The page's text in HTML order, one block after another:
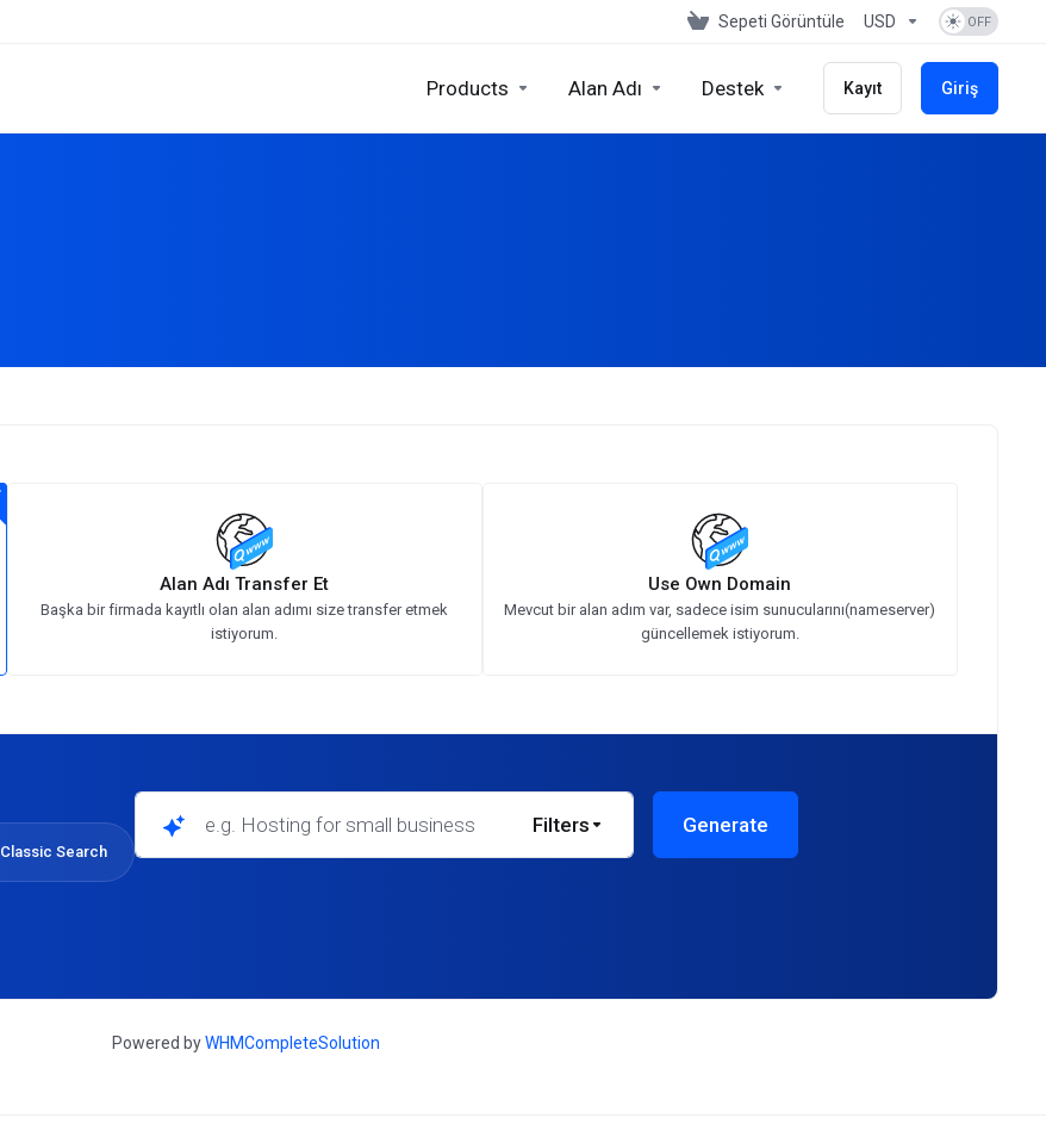
Sepeti Görüntüle USD
Products Alan Adı Destek Kayıt Giriş
Alan Adı Transfer Et
Başka bir firmada kayıtlı olan alan adımı size transfer etmek
istiyorum.
Use Own Domain
Mevcut bir alan adım var, sadece isim sunucularını(nameserver)
güncellemek istiyorum.
Classic Search
Filters Generate
Powered byWHMCompleteSolution